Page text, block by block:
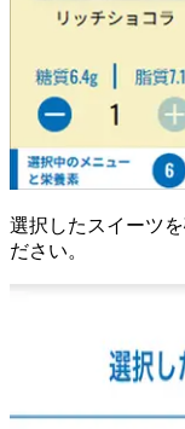
選択したスイーツ
ださい。